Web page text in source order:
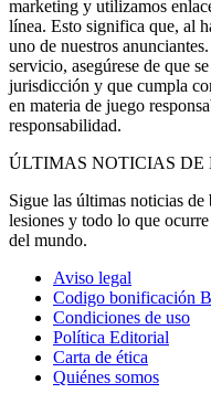
marketing y utilizamos
línea. Esto significa que, al
uno de nuestros
servicio, asegúrese de que
jurisdicción y que cumpla
en materia de juego
responsabilidad.
ÚLTIMAS NOTICIAS DE
Sigue las últimas noticias
lesiones y todo lo que
del mundo.
Aviso legal
Codigo bonificación
Condiciones de uso
Política Editorial
Carta de ética
Quiénes somos